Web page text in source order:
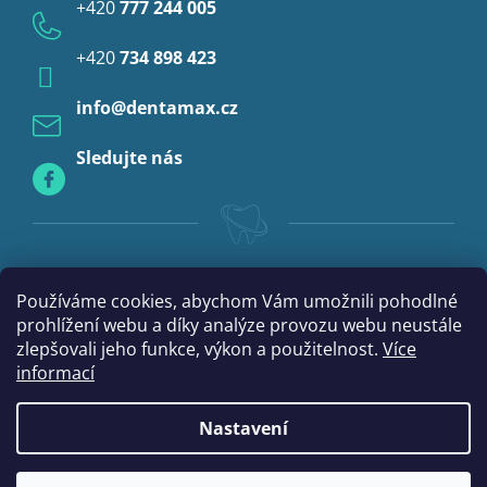
Používáme cookies, abychom Vám umožnili pohodlné
prohlížení webu a díky analýze provozu webu neustále
zlepšovali jeho funkce, výkon a použitelnost. Více
informací
Nastavení
Anestezie
Profylaxe
info@dentamax.cz
+420777 244 005
+420734 898 423
Sledujte nás
Vytvořil Shoptet |mime digital